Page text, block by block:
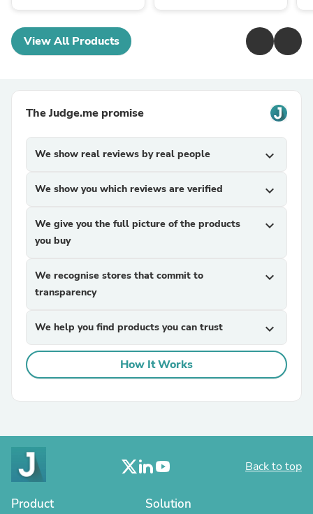
View All Products
The Judge.me promise
We show real reviews by real people expand_more
We show you which reviews are verified expand_more
We give you the full picture of the products
you buy
expand_more
We recognise stores that commit to
transparency
expand_more
We help you find products you can trust expand_more
How It Works
Back to top
Product Solution